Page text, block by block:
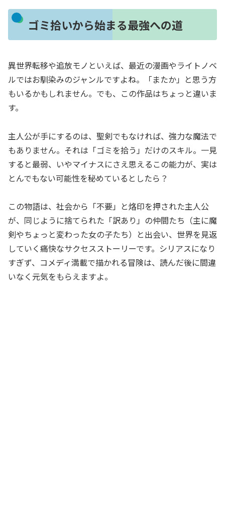
ゴミ拾いから始まる最強への道
異世界転移や追放モノといえば、最近の漫画やライトノベ
ルではお馴染みのジャンルですよね。「またか」と思う方
もいるかもしれません。でも、この作品はちょっと違いま
す。
主人公が手にするのは、聖剣でもなければ、強力な魔法で
もありません。それは「ゴミを拾う」だけのスキル。一見
すると最弱、いやマイナスにさえ思えるこの能力が、実は
とんでもない可能性を秘めているとしたら？
この物語は、社会から「不要」と烙印を押された主人公
が、同じように捨てられた「訳あり」の仲間たち（主に魔
剣やちょっと変わった女の子たち）と出会い、世界を見返
していく痛快なサクセスストーリーです。シリアスになり
すぎず、コメディ満載で描かれる冒険は、読んだ後に間違
いなく元気をもらえますよ。